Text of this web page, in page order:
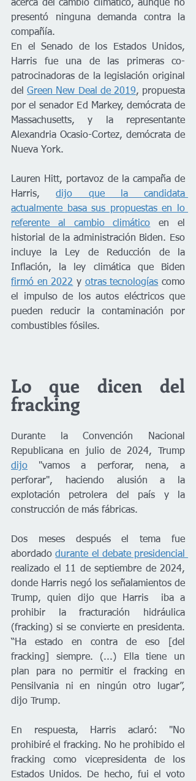
acerca del cambio climático, aunque no
presentó ninguna demanda contra la
compañía.
En el Senado de los Estados Unidos,
Harris fue una de las primeras co-
patrocinadoras de la legislación original
del Green New Deal de 2019, propuesta
por el senador Ed Markey, demócrata de
Massachusetts, y la representante
Alexandria Ocasio-Cortez, demócrata de
Nueva York.
Lauren Hitt, portavoz de la campaña de
Harris, dijo que la candidata
actualmente basa sus propuestas en lo
referente al cambio climático en el
historial de la administración Biden. Eso
incluye la Ley de Reducción de la
firmó en 2022 y otras tecnologías como
el impulso de los autos eléctricos que
pueden reducir la contaminación por
combustibles fósiles.
Lo que dicen del
fracking
Durante la Convención Nacional
dijo "vamos a perforar, nena, a
perforar", haciendo alusión a la
explotación petrolera del país y la
construcción de más fábricas.
Dos meses después el tema fue
abordado
realizado el 11 de septiembre de 2024,
donde Harris negó los señalamientos de
Trump, quien dijo que Harris  iba a
prohibir la fracturación hidráulica
(fracking) si se convierte en presidenta.
“Ha estado en contra de eso [del
fracking] siempre. (...) Ella tiene un
plan para no permitir el fracking en
Pensilvania ni en ningún otro lugar”,
dijo Trump.
En respuesta, Harris aclaró: "No
prohibiré el fracking. No he prohibido el
fracking como vicepresidenta de los
Estados Unidos. De hecho, fui el voto